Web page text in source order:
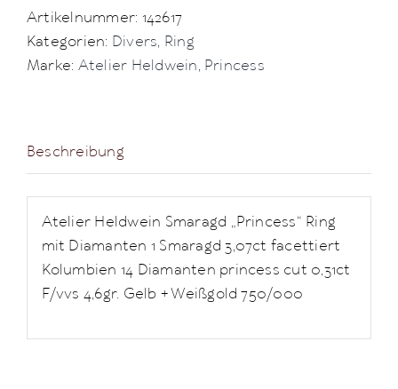
Artikelnummer: 142617
Kategorien: Divers, Ring
Marke: Atelier Heldwein, Princess
Beschreibung
Atelier Heldwein Smaragd „Princess“ Ring
mit Diamanten 1 Smaragd 3,07ct facettiert
Kolumbien 14 Diamanten princess cut 0,31ct
F/vvs 4,6gr. Gelb + Weißgold 750/000